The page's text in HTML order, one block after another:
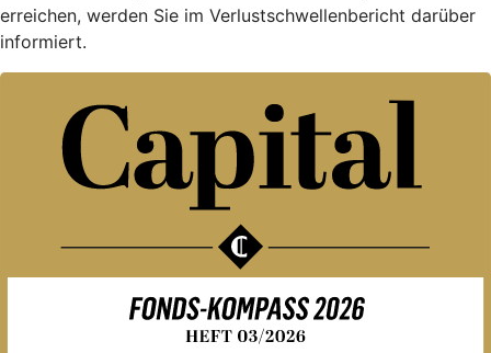
erreichen, werden Sie im Verlustschwellenbericht darüber
informiert.